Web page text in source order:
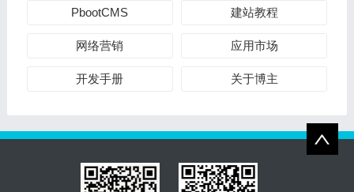
PbootCMS 建站教程
网络营销 应用市场
开发手册 关于博主